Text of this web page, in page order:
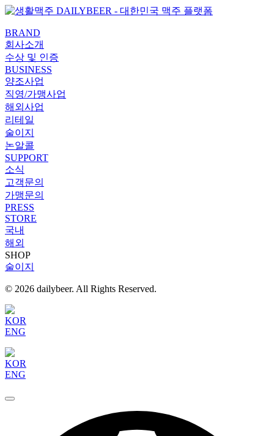
콘텐츠로
PaperLogy
BRAND
회사소개
수상 및 인증
BUSINESS
양조사업
직영/가맹사업
해외사업
리테일
술이지
논알콜
SUPPORT
소식
고객문의
가맹문의
PRESS
STORE
국내
해외
SHOP
술이지
© 2026 dailybeer. All Rights Reserved.
KOR
ENG
KOR
ENG